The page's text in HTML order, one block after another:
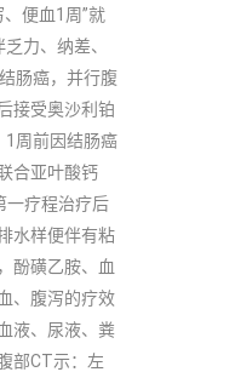
便血1周”就
力、纳差、
肠癌，并行腹
接受奥沙利铂
1周前因结肠癌
合亚叶酸钙
一疗程治疗后
水样便伴有粘
酚磺乙胺、血
、腹泻的疗效
液、尿液、粪
部CT示：左